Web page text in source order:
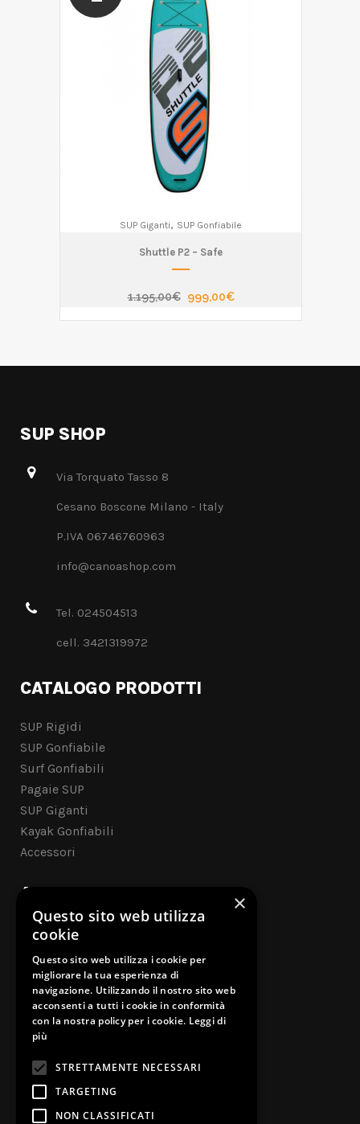
SUP Giganti, SUP Gonfiabile
Shuttle P2 – Safe
1.195,00€ 999,00€
SUP SHOP
Via Torquato Tasso 8
Cesano Boscone Milano - Italy
P.IVA 06746760963
info@canoashop.com
Tel. 024504513
cell. 3421319972
CATALOGO PRODOTTI
SUP Rigidi
SUP Gonfiabile
Surf Gonfiabili
Pagaie SUP
SUP Giganti
Kayak Gonfiabili
Accessori
ASSISTENZA CLIENTI
Contatti
Cookie Policy
Privacy Policy
Garanzia Legale
×
Questo sito web utilizza
cookie
Questo sito web utilizza i cookie per
migliorare la tua esperienza di
navigazione. Utilizzando il nostro sito web
acconsenti a tutti i cookie in conformità
con la nostra policy per i cookie. Leggi di
più
STRETTAMENTE NECESSARI
TARGETING
NON CLASSIFICATI